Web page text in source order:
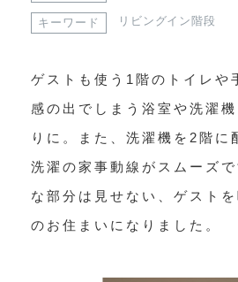
キーワード リビングイン階段
ゲストも使う1階のトイレや
感の出でしまう浴室や洗濯
りに。また、洗濯機を2階に
洗濯の家事動線がスムーズ
な部分は見せない、ゲスト
のお住まいになりました。